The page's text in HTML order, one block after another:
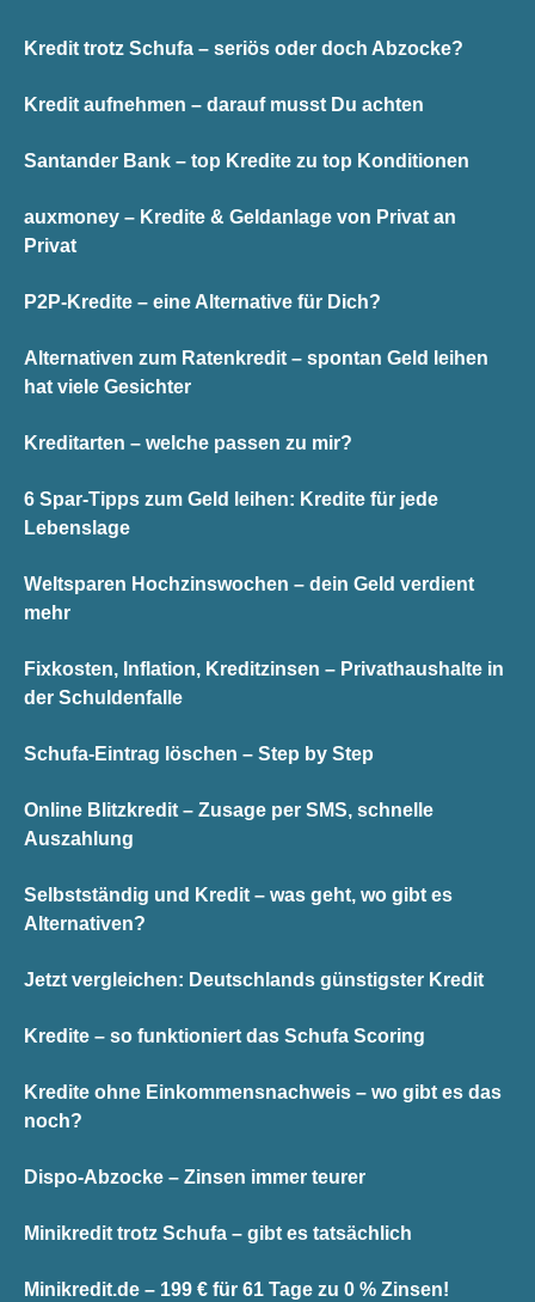
Kredit trotz Schufa – seriös oder doch Abzocke?
Kredit aufnehmen – darauf musst Du achten
Santander Bank – top Kredite zu top Konditionen
auxmoney – Kredite & Geldanlage von Privat an
Privat
P2P-Kredite – eine Alternative für Dich?
Alternativen zum Ratenkredit – spontan Geld leihen
hat viele Gesichter
Kreditarten – welche passen zu mir?
6 Spar-Tipps zum Geld leihen: Kredite für jede
Lebenslage
Weltsparen Hochzinswochen – dein Geld verdient
mehr
Fixkosten, Inflation, Kreditzinsen – Privathaushalte in
der Schuldenfalle
Schufa-Eintrag löschen – Step by Step
Online Blitzkredit – Zusage per SMS, schnelle
Auszahlung
Selbstständig und Kredit – was geht, wo gibt es
Alternativen?
Jetzt vergleichen: Deutschlands günstigster Kredit
Kredite – so funktioniert das Schufa Scoring
Kredite ohne Einkommensnachweis – wo gibt es das
noch?
Dispo-Abzocke – Zinsen immer teurer
Minikredit trotz Schufa – gibt es tatsächlich
Minikredit.de – 199 € für 61 Tage zu 0 % Zinsen!